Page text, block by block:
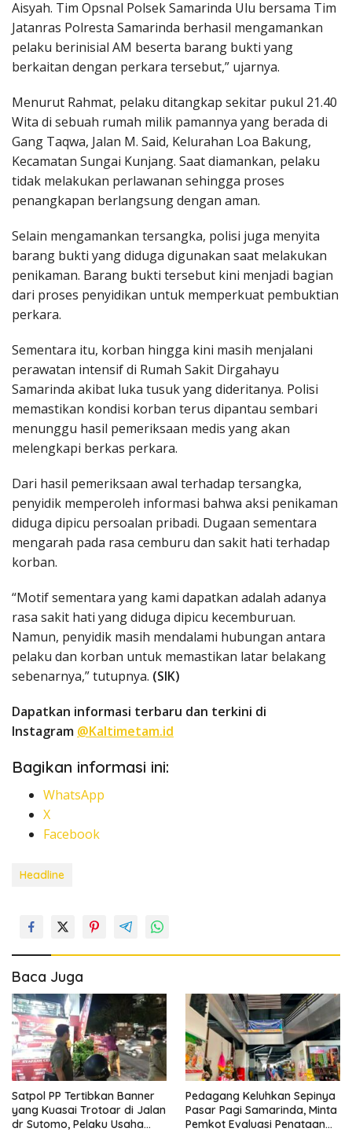
Aisyah. Tim Opsnal Polsek Samarinda Ulu bersama Tim
Jatanras Polresta Samarinda berhasil mengamankan
pelaku berinisial AM beserta barang bukti yang
berkaitan dengan perkara tersebut,” ujarnya.
Menurut Rahmat, pelaku ditangkap sekitar pukul 21.40
Wita di sebuah rumah milik pamannya yang berada di
Gang Taqwa, Jalan M. Said, Kelurahan Loa Bakung,
Kecamatan Sungai Kunjang. Saat diamankan, pelaku
tidak melakukan perlawanan sehingga proses
penangkapan berlangsung dengan aman.
Selain mengamankan tersangka, polisi juga menyita
barang bukti yang diduga digunakan saat melakukan
penikaman. Barang bukti tersebut kini menjadi bagian
dari proses penyidikan untuk memperkuat pembuktian
perkara.
Sementara itu, korban hingga kini masih menjalani
perawatan intensif di Rumah Sakit Dirgahayu
Samarinda akibat luka tusuk yang dideritanya. Polisi
memastikan kondisi korban terus dipantau sembari
menunggu hasil pemeriksaan medis yang akan
melengkapi berkas perkara.
Dari hasil pemeriksaan awal terhadap tersangka,
penyidik memperoleh informasi bahwa aksi penikaman
diduga dipicu persoalan pribadi. Dugaan sementara
mengarah pada rasa cemburu dan sakit hati terhadap
korban.
“Motif sementara yang kami dapatkan adalah adanya
rasa sakit hati yang diduga dipicu kecemburuan.
Namun, penyidik masih mendalami hubungan antara
pelaku dan korban untuk memastikan latar belakang
sebenarnya,” tutupnya. (SIK)
Dapatkan informasi terbaru dan terkini di
Instagram @Kaltimetam.id
Bagikan informasi ini:
WhatsApp
X
Facebook
Headline
Baca Juga
Satpol PP Tertibkan Banner
yang Kuasai Trotoar di Jalan
dr Sutomo, Pelaku Usaha
Pedagang Keluhkan Sepinya
Pasar Pagi Samarinda, Minta
Pemkot Evaluasi Penataan